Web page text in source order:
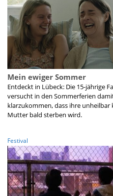
Mein ewiger Sommer
Entdeckt in Lübeck: Die 15-jährige
versucht in den Sommerferien
klarzukommen, dass ihre unheilbar
Mutter bald sterben wird.
Festival